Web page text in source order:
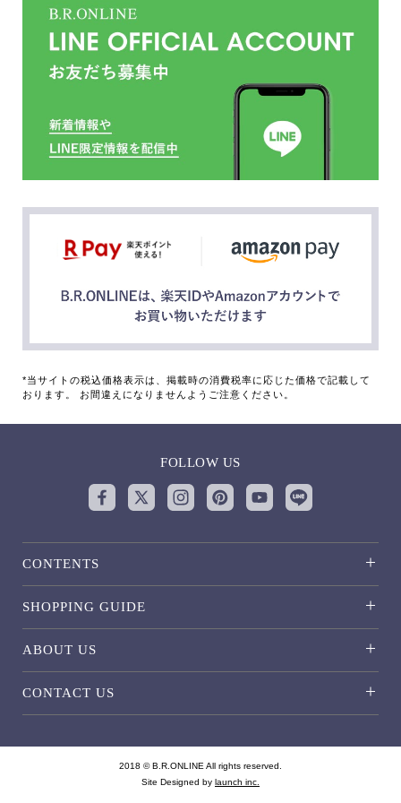
*当サイトの税込価格表示は、掲載時の消費税率に応じた価格で記載して
おります。 お間違えになりませんようご注意ください。
FOLLOW US
CONTENTS
SHOPPING GUIDE
ABOUT US
CONTACT US
2018 © B.R.ONLINE All rights reserved.
Site Designed by launch inc.